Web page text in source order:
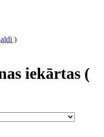
)
iekārtas (